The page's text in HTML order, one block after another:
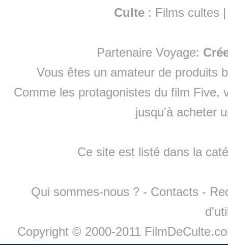
Culte : Films cultes
Partenaire Voyage:
Vous êtes un amateur de produits
Comme les protagonistes du film Five,
jusqu'à acheter
Ce site est listé dans la
Qui sommes-nous ? - Contacts -
Copyright © 2000-2011